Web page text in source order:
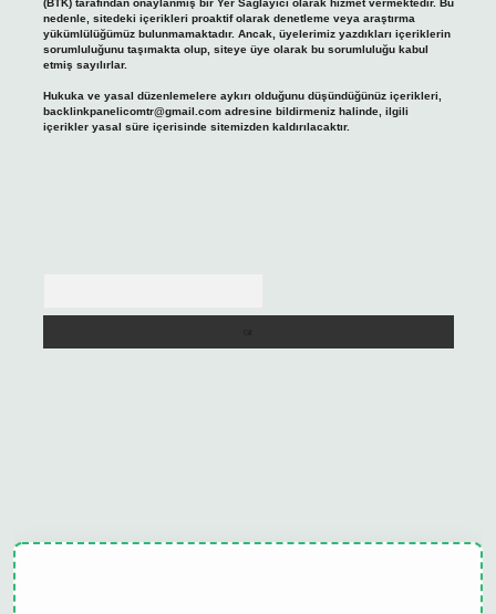
(BTK) tarafından onaylanmış bir Yer Sağlayıcı olarak hizmet vermektedir. Bu
nedenle, sitedeki içerikleri proaktif olarak denetleme veya araştırma
yükümlülüğümüz bulunmamaktadır. Ancak, üyelerimiz yazdıkları içeriklerin
sorumluluğunu taşımakta olup, siteye üye olarak bu sorumluluğu kabul
etmiş sayılırlar.
Hukuka ve yasal düzenlemelere aykırı olduğunu düşündüğünüz içerikleri,
backlinkpanelicomtr@gmail.comadresine bildirmeniz halinde, ilgili
içerikler yasal süre içerisinde sitemizden kaldırılacaktır.